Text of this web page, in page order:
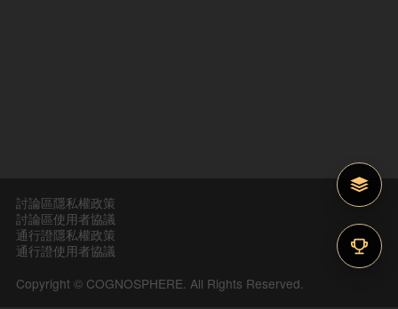
討論區隱私權政策
討論區使用者協議
通行證隱私權政策
通行證使用者協議
Copyright © COGNOSPHERE. All Rights Reserved.